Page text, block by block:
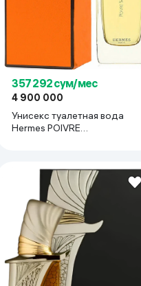
357 292 сум/мес
4 900 000
Унисекс туалетная вода
Hermes POIVRE